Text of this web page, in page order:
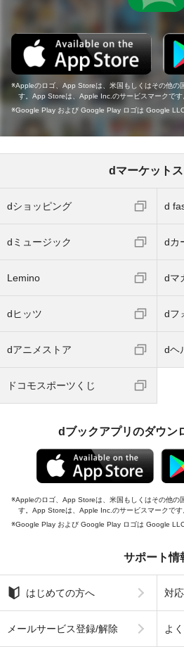
Appleのロゴ、App Storeは、米国もしくはその他の
す。App Storeは、Apple Inc.のサービスマークです
Google Play および Google Play ロゴは Google LLC
dマーケット
dショッピング d
dミュージック dカ
Lemino dマ
dヒッツ dフ
dアニメストア dヘ
ドコモスポーツくじ
dブックアプリのダウン
Appleのロゴ、App Storeは、米国もしくはその他の
す。App Storeは、Apple Inc.のサービスマークです
Google Play および Google Play ロゴは Google LLC
サポート情
はじめての方へ 対
メールサービス登録/解除 よ